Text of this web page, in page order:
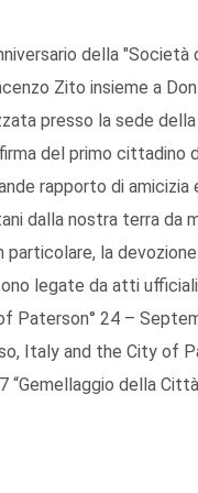
della
Zito insieme a
presso la sede
del primo
rapporto di
dalla nostra terra da
la
legate da atti
Paterson° 24 –
Italy and the City of
“Gemellaggio della